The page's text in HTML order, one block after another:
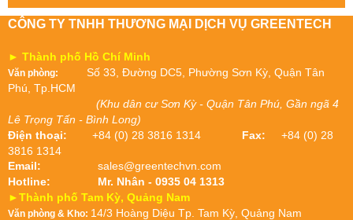
CÔNG TY TNHH THƯƠNG MẠI DỊCH VỤ GREENTECH
► Thành phố Hồ Chí Minh
Văn phòng: Số 33, Đường DC5, Phường Sơn Kỳ, Quận Tân
Phú, Tp.HCM
(Khu dân cư Sơn Kỳ - Quận Tân Phú, Gần ngã 4
Lê Trọng Tấn - Bình Long)
Điện thoại: +84 (0) 28 3816 1314 Fax: +84 (0) 28
3816 1314
Email:
sales@greentechvn.com
Hotline:
Mr. Nhân - 0935 04 1313
►Thành phố Tam Kỳ, Quảng Nam
Văn phòng & Kho: 14/3 Hoàng Diệu Tp. Tam Kỳ, Quảng Nam